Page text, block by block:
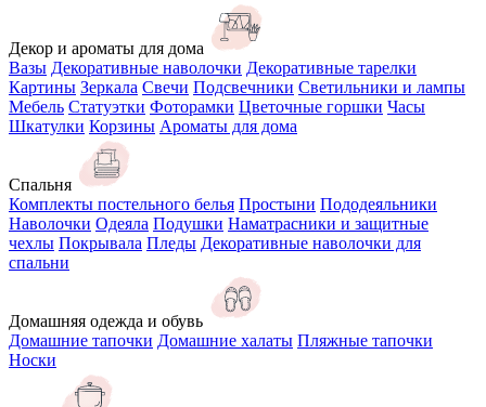
Декор и ароматы для дома
Вазы Декоративные наволочки Декоративные тарелки
Картины Зеркала Свечи Подсвечники Светильники и лампы
Мебель Статуэтки Фоторамки Цветочные горшки Часы
Шкатулки Корзины Ароматы для дома
Спальня
Комплекты постельного белья Простыни Пододеяльники
Наволочки Одеяла Подушки Наматрасники и защитные
чехлы Покрывала Пледы Декоративные наволочки для
спальни
Домашняя одежда и обувь
Домашние тапочки Домашние халаты Пляжные тапочки
Носки